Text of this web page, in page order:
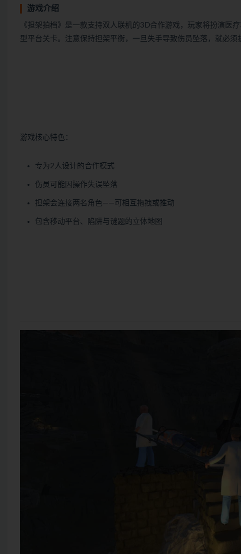
游戏介绍
《担架拍档》是一款支持双人联机的3D合作游戏，玩家将扮演医
型平台关卡。注意保持担架平衡，一旦失手导致伤员坠落，就必须
游戏核心特色：
专为2人设计的合作模式
伤员可能因操作失误坠落
担架会连接两名角色——可相互拖拽或推动
包含移动平台、陷阱与谜题的立体地图